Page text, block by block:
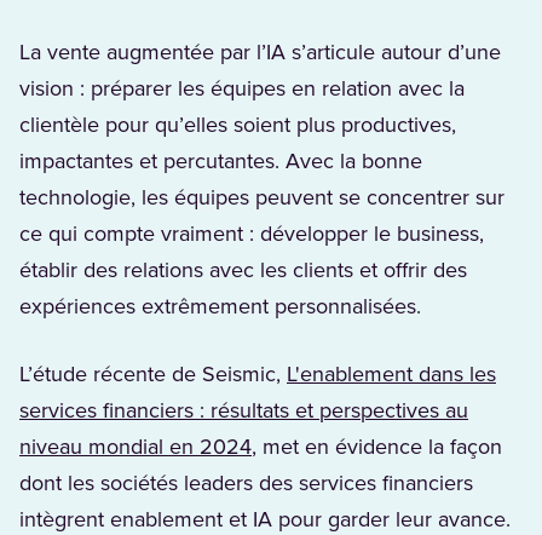
La vente augmentée par l’IA s’articule autour d’une
vision : préparer les équipes en relation avec la
clientèle pour qu’elles soient plus productives,
impactantes et percutantes. Avec la bonne
technologie, les équipes peuvent se concentrer sur
ce qui compte vraiment : développer le business,
établir des relations avec les clients et offrir des
expériences extrêmement personnalisées.
L’étude récente de Seismic, L'enablement dans les
services financiers : résultats et perspectives au
niveau mondial en 2024, met en évidence la façon
dont les sociétés leaders des services financiers
intègrent enablement et IA pour garder leur avance.